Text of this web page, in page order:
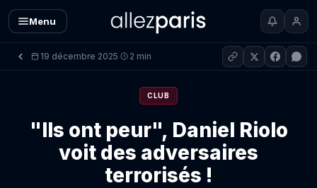
Menu
19 décembre 2025· 2 min
CLUB
"Ils ont peur", Daniel Riolo
voit des adversaires
terrorisés !